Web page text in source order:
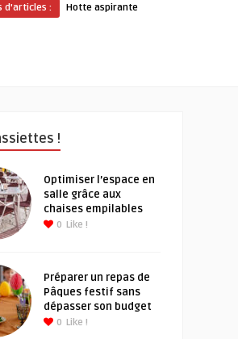
d'articles : Hotte aspirante
!
Optimiser l’espace en
salle grâce aux
chaises empilables
0 Like !
Préparer un repas de
Pâques festif sans
dépasser son budget
0 Like !